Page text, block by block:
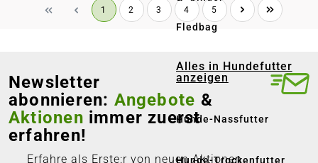
Fledbag
Alles in Hundefutter
anzeigen
Hunde-Nassfutter
Hunde-Trockenfutter
Seite
1 Seite
2 Seite
3 Seite
4 Seite
5
Newsletter
abonnieren: Angebote &
Aktionen immer zuerst
erfahren!
Erfahre als Erste:r von neuen Aktionen